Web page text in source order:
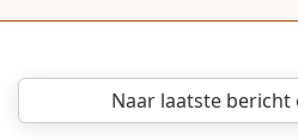
Naar laatste bericht